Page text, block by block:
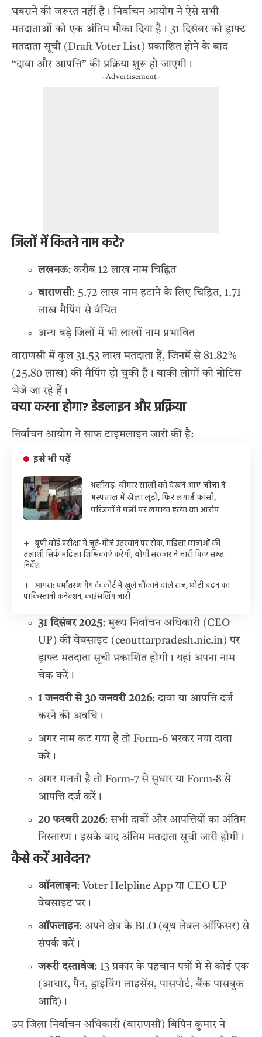
घबराने की जरूरत नहीं है। निर्वाचन आयोग ने ऐसे सभी
मतदाताओं को एक अंतिम मौका दिया है। 31 दिसंबर को ड्राफ्ट
मतदाता सूची (Draft Voter List) प्रकाशित होने के बाद
“दावा और आपत्ति” की प्रक्रिया शुरू हो जाएगी।
- Advertisement -
जिलों में कितने नाम कटे?
लखनऊ: करीब 12 लाख नाम चिह्नित
वाराणसी: 5.72 लाख नाम हटाने के लिए चिह्नित, 1.71
लाख मैपिंग से वंचित
अन्य बड़े जिलों में भी लाखों नाम प्रभावित
वाराणसी में कुल 31.53 लाख मतदाता हैं, जिनमें से 81.82%
(25.80 लाख) की मैपिंग हो चुकी है। बाकी लोगों को नोटिस
भेजे जा रहे हैं।
क्या करना होगा? डेडलाइन और प्रक्रिया
निर्वाचन आयोग ने साफ टाइमलाइन जारी की है:
इसे भी पढ़ें
अलीगढ़: बीमार साली को देखने आए जीजा ने
अस्पताल में खेला लूडो, फिर लगाई फांसी,
परिजनों ने पत्नी पर लगाया हत्या का आरोप
यूपी बोर्ड परीक्षा में जूते-मोजे उतरवाने पर रोक, महिला छात्राओं की
तलाशी सिर्फ महिला शिक्षिकाएं करेंगी; योगी सरकार ने जारी किए सख्त
निर्देश
आगरा: धर्मांतरण गैंग के कोर्ट में खुले चौंकाने वाले राज, छोटी बहन का
पाकिस्तानी कनेक्शन, काउंसलिंग जारी
31 दिसंबर 2025: मुख्य निर्वाचन अधिकारी (CEO
UP) की वेबसाइट (ceouttarpradesh.nic.in) पर
ड्राफ्ट मतदाता सूची प्रकाशित होगी। यहां अपना नाम
चेक करें।
1 जनवरी से 30 जनवरी 2026: दावा या आपत्ति दर्ज
करने की अवधि।
अगर नाम कट गया है तो Form-6 भरकर नया दावा
करें।
अगर गलती है तो Form-7 से सुधार या Form-8 से
आपत्ति दर्ज करें।
20 फरवरी 2026: सभी दावों और आपत्तियों का अंतिम
निस्तारण। इसके बाद अंतिम मतदाता सूची जारी होगी।
कैसे करें आवेदन?
ऑनलाइन: Voter Helpline App या CEO UP
वेबसाइट पर।
ऑफलाइन: अपने क्षेत्र के BLO (बूथ लेवल ऑफिसर) से
संपर्क करें।
जरूरी दस्तावेज: 13 प्रकार के पहचान पत्रों में से कोई एक
(आधार, पैन, ड्राइविंग लाइसेंस, पासपोर्ट, बैंक पासबुक
आदि)।
उप जिला निर्वाचन अधिकारी (वाराणसी) बिपिन कुमार ने